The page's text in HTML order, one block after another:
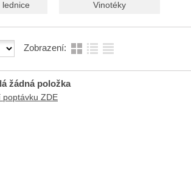
lednice Vinotéky
Zobrazení:
žádná položka
poptávku ZDE